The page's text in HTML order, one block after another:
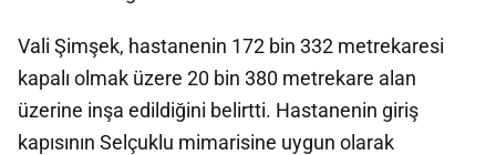
Vali Şimşek, hastanenin 172 bin 332 metrekaresi
kapalı olmak üzere 20 bin 380 metrekare alan
üzerine inşa edildiğini belirtti. Hastanenin giriş
kapısının Selçuklu mimarisine uygun olarak